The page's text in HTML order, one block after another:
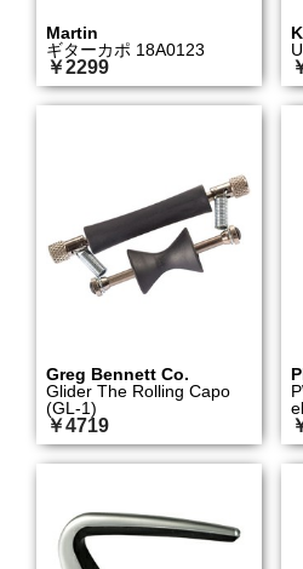
Martin
ギターカポ 18A0123
￥2299
Greg Bennett Co.
Glider The Rolling Capo
(GL-1)
￥4719